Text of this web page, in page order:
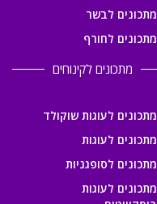
מתכונים לבשר
מתכונים לחורף
מתכונים לקינוחים
מתכונים לעוגות שוקולד
מתכונים לעוגות
מתכונים לסופגניות
מתכונים לעוגות